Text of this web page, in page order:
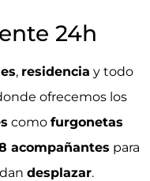
24h
, residencia y todo
ofrecemos los
como furgonetas
acompañantes para
desplazar.